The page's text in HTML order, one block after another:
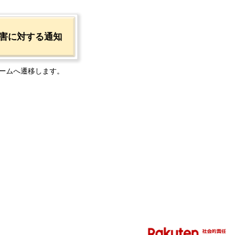
に対する通知
ムへ遷移します。